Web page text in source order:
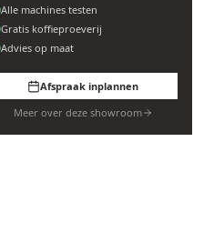
Alle machines testen
Gratis koffieproeverij
Advies op maat
Afspraak inplannen
Meer over deze showroom